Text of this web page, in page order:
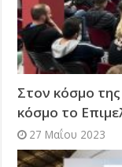
Στον κόσμο
κόσμο το
27 Μαΐου 2023